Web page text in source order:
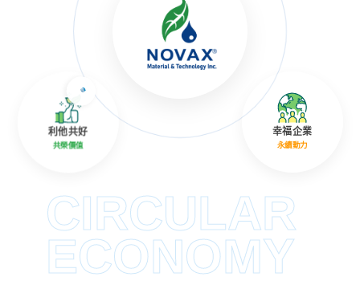
利他共好
共榮價值
幸福企業
永續動力
CIRCULAR
ECONOMY